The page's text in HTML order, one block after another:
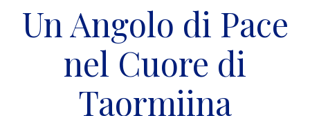
Un Angolo di Pace
nel Cuore di
Taormiina